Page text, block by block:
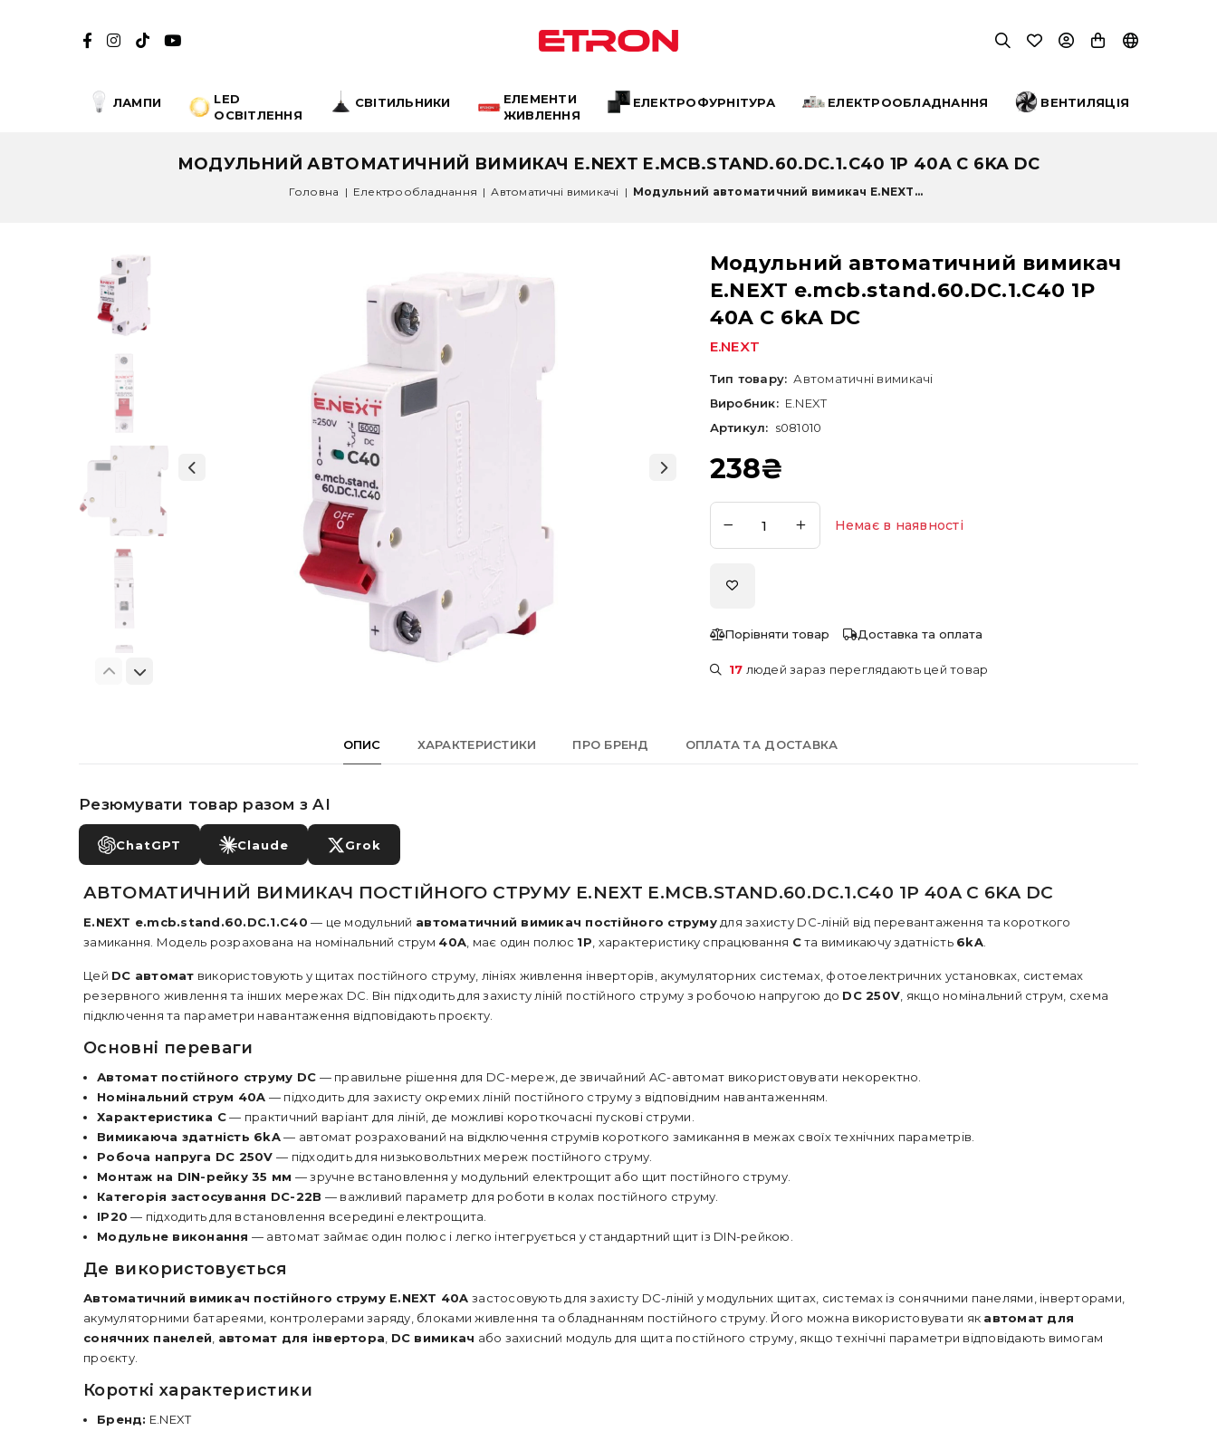
ЛАМПИ
LED
ОСВІТЛЕННЯ
СВІТИЛЬНИКИ
ЕЛЕМЕНТИ
ЖИВЛЕННЯ
ЕЛЕКТРОФУРНІТУРА ЕЛЕКТРООБЛАДНАННЯ ВЕНТИЛЯЦІЯ
МОДУЛЬНИЙ АВТОМАТИЧНИЙ ВИМИКАЧ E.NEXT E.MCB.STAND.60.DC.1.C40 1P 40A C 6KA DC
Головна | Електрообладнання | Автоматичні вимикачі | Модульний автоматичний вимикач E.NEXT...
Модульний автоматичний вимикач
E.NEXT e.mcb.stand.60.DC.1.C40 1P
40A C 6kA DC
E.NEXT
Тип товару: Автоматичні вимикачі
Виробник: E.NEXT
Артикул: s081010
238₴
Немає в наявності
Порівняти товар Доставка та оплата
17 людей зараз переглядають цей товар
ОПИС ХАРАКТЕРИСТИКИ ПРО БРЕНД ОПЛАТА ТА ДОСТАВКА
Резюмувати товар разом з AI
ChatGPT Claude Grok
АВТОМАТИЧНИЙ ВИМИКАЧ ПОСТІЙНОГО СТРУМУ E.NEXT E.MCB.STAND.60.DC.1.C40 1P 40A C 6KA DC
E.NEXT e.mcb.stand.60.DC.1.C40 — це модульний автоматичний вимикач постійного струмудля захисту DC-ліній від перевантаження та короткого
замикання. Модель розрахована на номінальний струм 40A , має один полюс 1P , характеристику спрацювання Cта вимикаючу здатність 6kA.
Цей DC автомат використовують у щитах постійного струму, лініях живлення інверторів, акумуляторних системах, фотоелектричних установках, системах
резервного живлення та інших мережах DC. Він підходить для захисту ліній постійного струму з робочою напругою до DC 250V , якщо номінальний струм, схема
підключення та параметри навантаження відповідають проєкту.
Основні переваги
Автомат постійного струму DC — правильне рішення для DC-мереж, де звичайний AC-автомат використовувати некоректно.
Номінальний струм 40A — підходить для захисту окремих ліній постійного струму з відповідним навантаженням.
Характеристика C— практичний варіант для ліній, де можливі короткочасні пускові струми.
Вимикаюча здатність 6kA— автомат розрахований на відключення струмів короткого замикання в межах своїх технічних параметрів.
Робоча напруга DC 250V — підходить для низьковольтних мереж постійного струму.
Монтаж на DIN-рейку 35 мм — зручне встановлення у модульний електрощит або щит постійного струму.
Категорія застосування DC-22B — важливий параметр для роботи в колах постійного струму.
IP20 — підходить для встановлення всередині електрощита.
Модульне виконання — автомат займає один полюс і легко інтегрується у стандартний щит із DIN-рейкою.
Де використовується
Автоматичний вимикач постійного струму E.NEXT 40A застосовують для захисту DC-ліній у модульних щитах, системах із сонячними панелями, інверторами,
акумуляторними батареями, контролерами заряду, блоками живлення та обладнанням постійного струму. Його можна використовувати як автомат для
сонячних панелей автомат для інвертора DC вимикач або захисний модуль для щита постійного струму, якщо технічні параметри відповідають вимогам
проєкту.
Короткі характеристики
Бренд: E.NEXT